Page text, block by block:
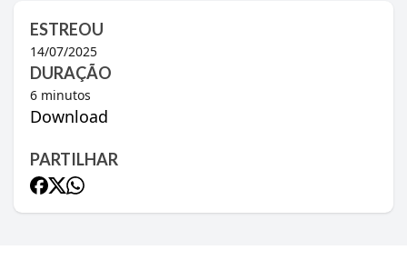
ESTREOU
14/07/2025
DURAÇÃO
6 minutos
Download
PARTILHAR